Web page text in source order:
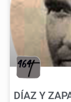
DÍAZ Y